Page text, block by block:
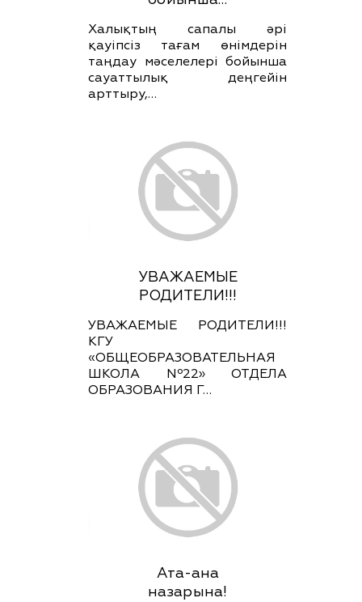
Халықтың сапалы әрі
қауіпсіз тағам өнімдерін
таңдау мәселелері бойынша
сауаттылық деңгейін
арттыру,…
УВАЖАЕМЫЕ
РОДИТЕЛИ!!!
УВАЖАЕМЫЕ РОДИТЕЛИ!!!
КГУ
«ОБЩЕОБРАЗОВАТЕЛЬНАЯ
ШКОЛА Nº22» ОТДЕЛА
ОБРАЗОВАНИЯ Г…
Ата-ана
назарына!